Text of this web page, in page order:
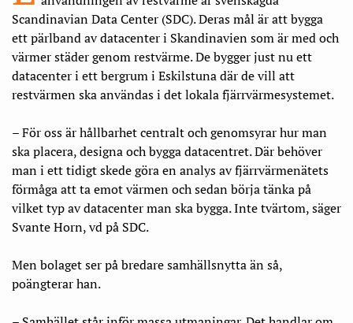
Scandinavian Data Center (SDC). Deras mål är att bygga
ett pärlband av datacenter i Skandinavien som är med och
värmer städer genom rest­värme. De bygger just nu ett
datacenter i ett bergrum i Eskilstuna där de vill att
restvärmen ska användas i det lokala fjärrvärmesystemet.
– För oss är hållbarhet centralt och genomsyrar hur man
ska placera, designa och bygga datacentret. Där behöver
man i ett tidigt skede göra en analys av fjärrvärmenätets
förmåga att ta emot värmen och sedan börja tänka på
vilket typ av datacenter man ska bygga. Inte tvärtom, säger
Svante Horn, vd på SDC.
Men bolaget ser på bredare samhällsnytta än så,
poängterar han.